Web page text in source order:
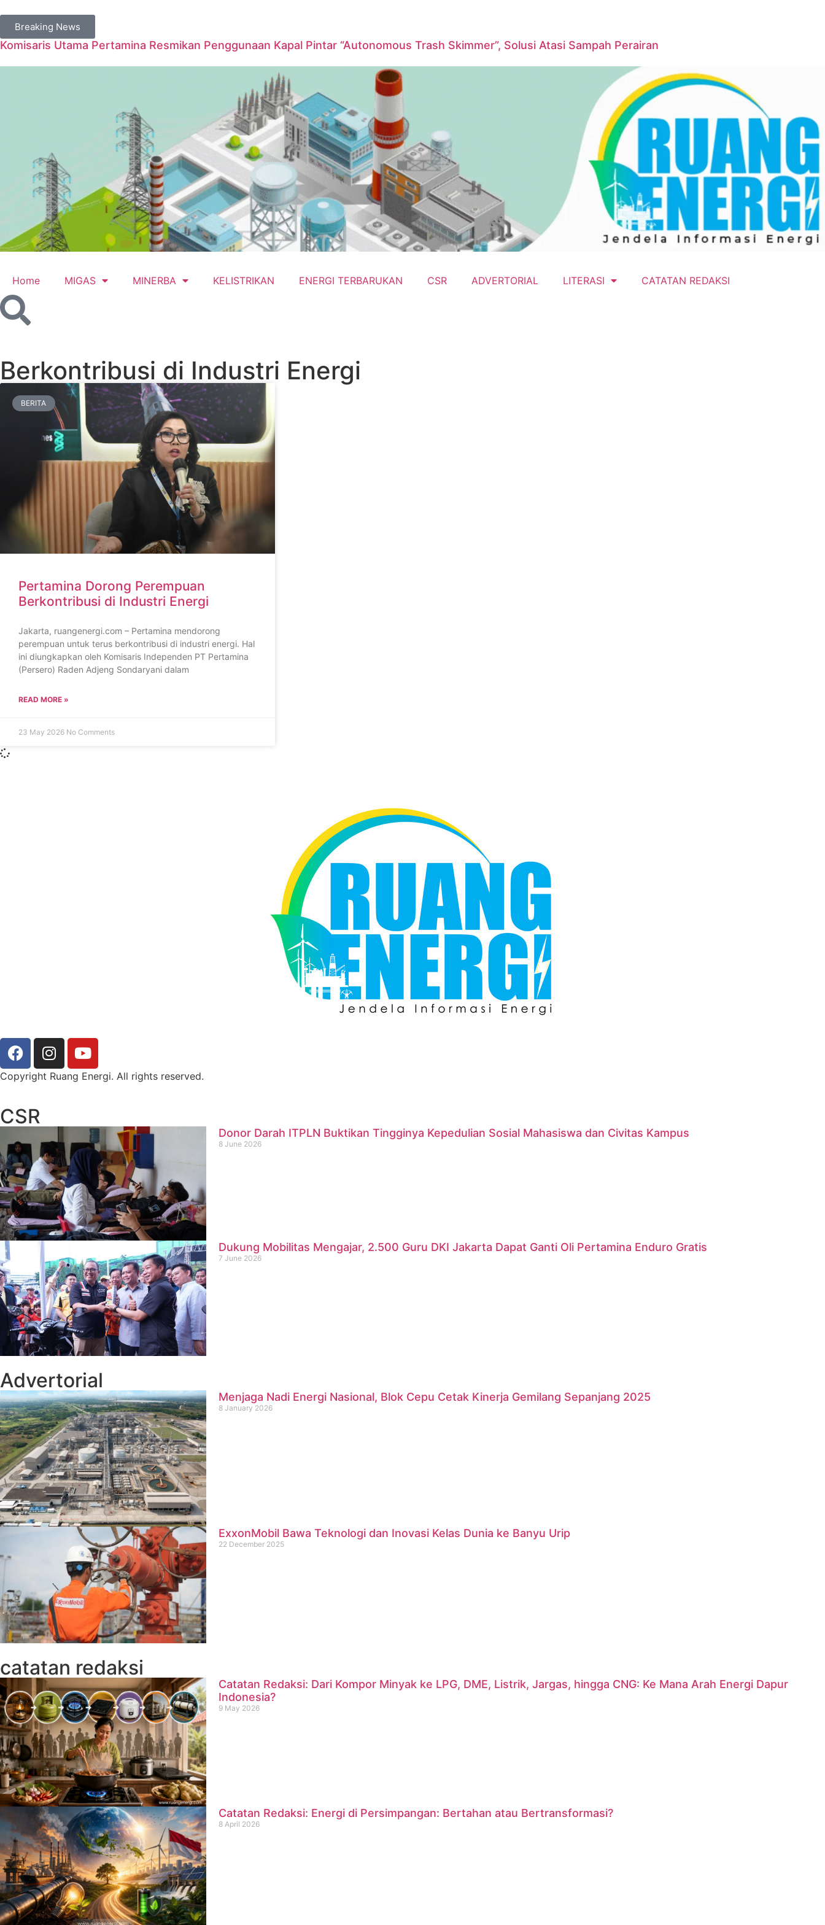
Breaking News
Komisaris Utama Pertamina Resmikan Penggunaan Kapal Pintar “Autonomous Trash Skimmer”, Solusi Atasi Sampah Perairan
Home MIGAS MINERBA KELISTRIKAN ENERGI TERBARUKAN CSR ADVERTORIAL LITERASI CATATAN REDAKSI
Berkontribusi di Industri Energi
BERITA
Pertamina Dorong Perempuan
Berkontribusi di Industri Energi
Jakarta, ruangenergi.com – Pertamina mendorong
perempuan untuk terus berkontribusi di industri energi. Hal
ini diungkapkan oleh Komisaris Independen PT Pertamina
(Persero) Raden Adjeng Sondaryani dalam
READ MORE »
23 May 2026 No Comments
Copyright Ruang Energi. All rights reserved.
CSR
Donor Darah ITPLN Buktikan Tingginya Kepedulian Sosial Mahasiswa dan Civitas Kampus
8 June 2026
Dukung Mobilitas Mengajar, 2.500 Guru DKI Jakarta Dapat Ganti Oli Pertamina Enduro Gratis
7 June 2026
Advertorial
Menjaga Nadi Energi Nasional, Blok Cepu Cetak Kinerja Gemilang Sepanjang 2025
8 January 2026
ExxonMobil Bawa Teknologi dan Inovasi Kelas Dunia ke Banyu Urip
22 December 2025
catatan redaksi
Catatan Redaksi: Dari Kompor Minyak ke LPG, DME, Listrik, Jargas, hingga CNG: Ke Mana Arah Energi Dapur
Indonesia?
9 May 2026
Catatan Redaksi: Energi di Persimpangan: Bertahan atau Bertransformasi?
8 April 2026